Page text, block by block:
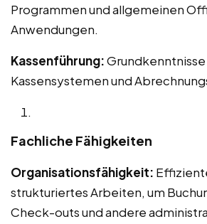
Programmen und allgemeinen
Anwendungen.
Kassenführung:
Kassensystemen und
Fachliche Fähigkeiten
Organisationsfähigkeit:
strukturiertes Arbeiten, um
Check-outs und andere